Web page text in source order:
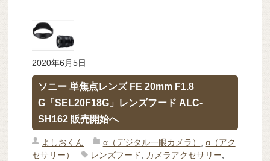
2020年6月5日
ソニー 単焦点レンズ FE 20mm F1.8
G「SEL20F18G」レンズフード ALC-
SH162 販売開始へ
よしおくん α（デジタル一眼カメラ） , α（アク
セサリー）
レンズフード, カメラアクセサリー,